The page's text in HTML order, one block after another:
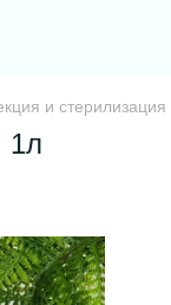
и стерилизация
1л